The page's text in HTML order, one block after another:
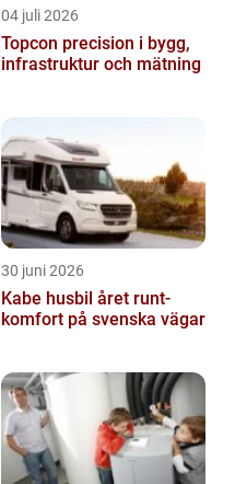
04 juli 2026
Topcon precision i bygg,
infrastruktur och mätning
30 juni 2026
Kabe husbil året runt-
komfort på svenska vägar